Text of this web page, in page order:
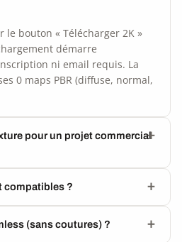
le bouton « Télécharger 2K »
démarre
ni email requis. La
0 maps PBR (diffuse, normal,
pour un projet commercial
compatibles ?
(sans coutures) ?